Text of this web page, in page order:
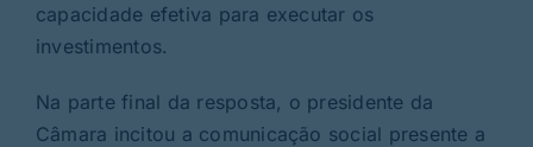
capacidade efetiva para executar os
investimentos.
Na parte final da resposta, o presidente da
Câmara incitou a comunicação social presente a